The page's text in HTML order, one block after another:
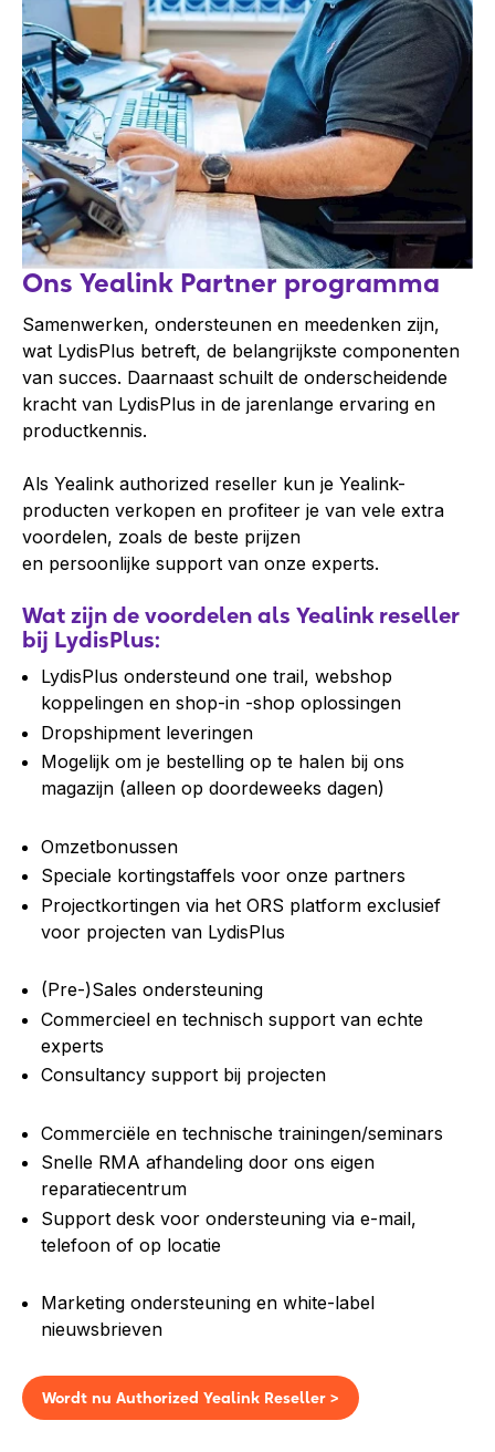
Ons Yealink Partner programma
Samenwerken, ondersteunen en meedenken zijn,
wat LydisPlus betreft, de belangrijkste componenten
van succes. Daarnaast schuilt de onderscheidende
kracht van LydisPlus in de jarenlange ervaring en
productkennis.
Als Yealink authorized reseller kun je Yealink-
producten verkopen en profiteer je van vele extra
voordelen, zoals de beste prijzen
en persoonlijke support van onze experts.
Wat zijn de voordelen als Yealink reseller
bij LydisPlus:
LydisPlus ondersteund one trail, webshop
koppelingen en shop-in -shop oplossingen
Dropshipment leveringen
Mogelijk om je bestelling op te halen bij ons
magazijn (alleen op doordeweeks dagen)
Omzetbonussen
Speciale kortingstaffels voor onze partners
Projectkortingen via het ORS platform exclusief
voor projecten van LydisPlus
(Pre-)Sales ondersteuning
Commercieel en technisch support van echte
experts
Consultancy support bij projecten
Commerciële en technische trainingen/seminars
Snelle RMA afhandeling door ons eigen
reparatiecentrum
Support desk voor ondersteuning via e-mail,
telefoon of op locatie
Marketing ondersteuning en white-label
nieuwsbrieven
Wordt nu Authorized Yealink Reseller >